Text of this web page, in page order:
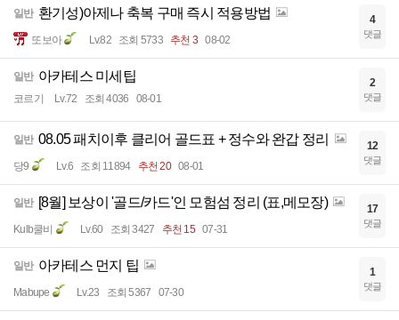
일반 환기성)아제나 축복 구매 즉시 적용방법
또보아 Lv.82 조회 5733 추천 3 08-02
4
댓글
일반 아카테스 미세팁
코르기 Lv.72 조회 4036 08-01
2
댓글
일반 08.05 패치이후 클리어 골드표 + 정수와 완갑 정리
당9 Lv.6 조회 11894 추천 20 08-01
12
댓글
일반 [8월] 보상이 '골드/카드'인 모험섬 정리 (표,메모장)
Kulb쿨비 Lv.60 조회 3427 추천 15 07-31
17
댓글
일반 아카테스 먼지 팁
Mabupe Lv.23 조회 5367 07-30
1
댓글